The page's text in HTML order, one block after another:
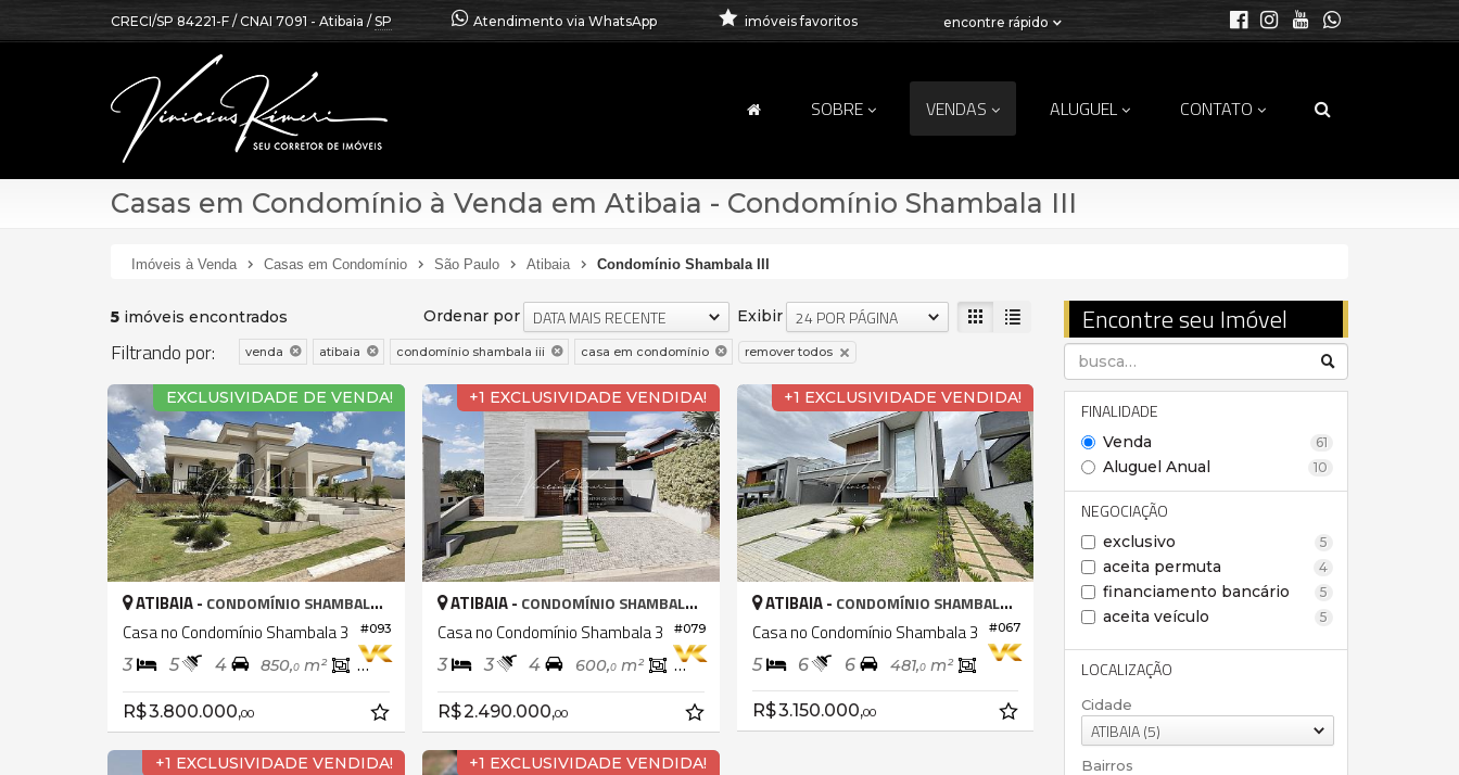
CRECI/SP 84221-F / CNAI 7091 - Atibaia / SP Atendimento via WhatsApp encontre rápido
imóveis favoritos
SOBRE VENDAS ALUGUEL CONTATO
Casas em Condomínio à Venda em Atibaia - Condomínio Shambala III
Imóveis à Venda Casas em Condomínio São Paulo Atibaia Condomínio Shambala III
Encontre seu Imóvel
FINALIDADE
Venda 61
Aluguel Anual 10
NEGOCIAÇÃO
exclusivo 5
aceita permuta 4
financiamento bancário 5
aceita veículo 5
LOCALIZAÇÃO
Cidade
ATIBAIA (5)
Bairros
5 imóveis encontrados Exibir 24 POR PÁGINA
Ordenar por DATA MAIS RECENTE
Filtrando por: venda atibaia condomínio shambala iii casa em condomínio remover todos
EXCLUSIVIDADE DE VENDA!
#093
ATIBAIA - CONDOMÍNIO SHAMBALA III
Casa no Condomínio Shambala 3
3 5 4 850,0 m² 384,
R$ 3.800.000,00
+1 EXCLUSIVIDADE VENDIDA!
#079
ATIBAIA - CONDOMÍNIO SHAMBALA III
Casa no Condomínio Shambala 3
3 3 4 600,0 m² 291,
R$ 2.490.000,00
+1 EXCLUSIVIDADE VENDIDA!
#067
ATIBAIA - CONDOMÍNIO SHAMBALA III
Casa no Condomínio Shambala 3
5 6 6 481,0 m²
R$ 3.150.000,00
+1 EXCLUSIVIDADE VENDIDA! +1 EXCLUSIVIDADE VENDIDA!